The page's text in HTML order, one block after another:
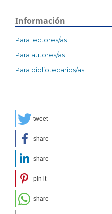
Información
Para lectores/as
Para autores/as
Para bibliotecarios/as
tweet
share
share
pin it
share